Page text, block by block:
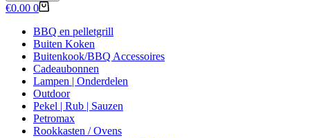
Winkelwagen
€0.00 0
BBQ en pelletgrill
Buiten Koken
Buitenkook/BBQ Accessoires
Cadeaubonnen
Lampen | Onderdelen
Outdoor
Pekel | Rub | Sauzen
Petromax
Rookkasten / Ovens